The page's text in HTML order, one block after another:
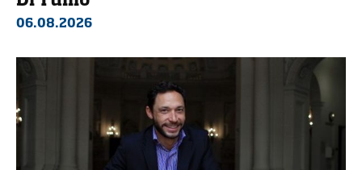
06.08.2026